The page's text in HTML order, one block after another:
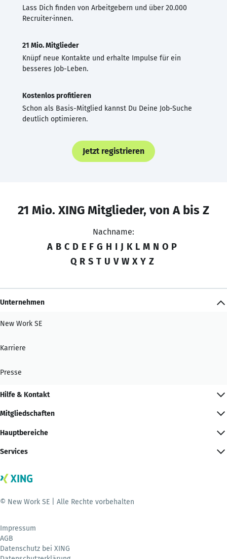
Lass Dich finden von Arbeitgebern und über 20.000
Recruiter·innen.
21 Mio. Mitglieder
Knüpf neue Kontakte und erhalte Impulse für ein
besseres Job-Leben.
Kostenlos profitieren
Schon als Basis-Mitglied kannst Du Deine Job-Suche
deutlich optimieren.
Jetzt registrieren
21 Mio. XING Mitglieder, von A bis Z
Nachname:
A B C D E F G H I J K L M N O P
Q R S T U V W X Y Z
Unternehmen
New Work SE
Karriere
Presse
Hilfe & Kontakt
Mitgliedschaften
Hauptbereiche
Services
© New Work SE | Alle Rechte vorbehalten
Impressum
AGB
Datenschutz bei XING